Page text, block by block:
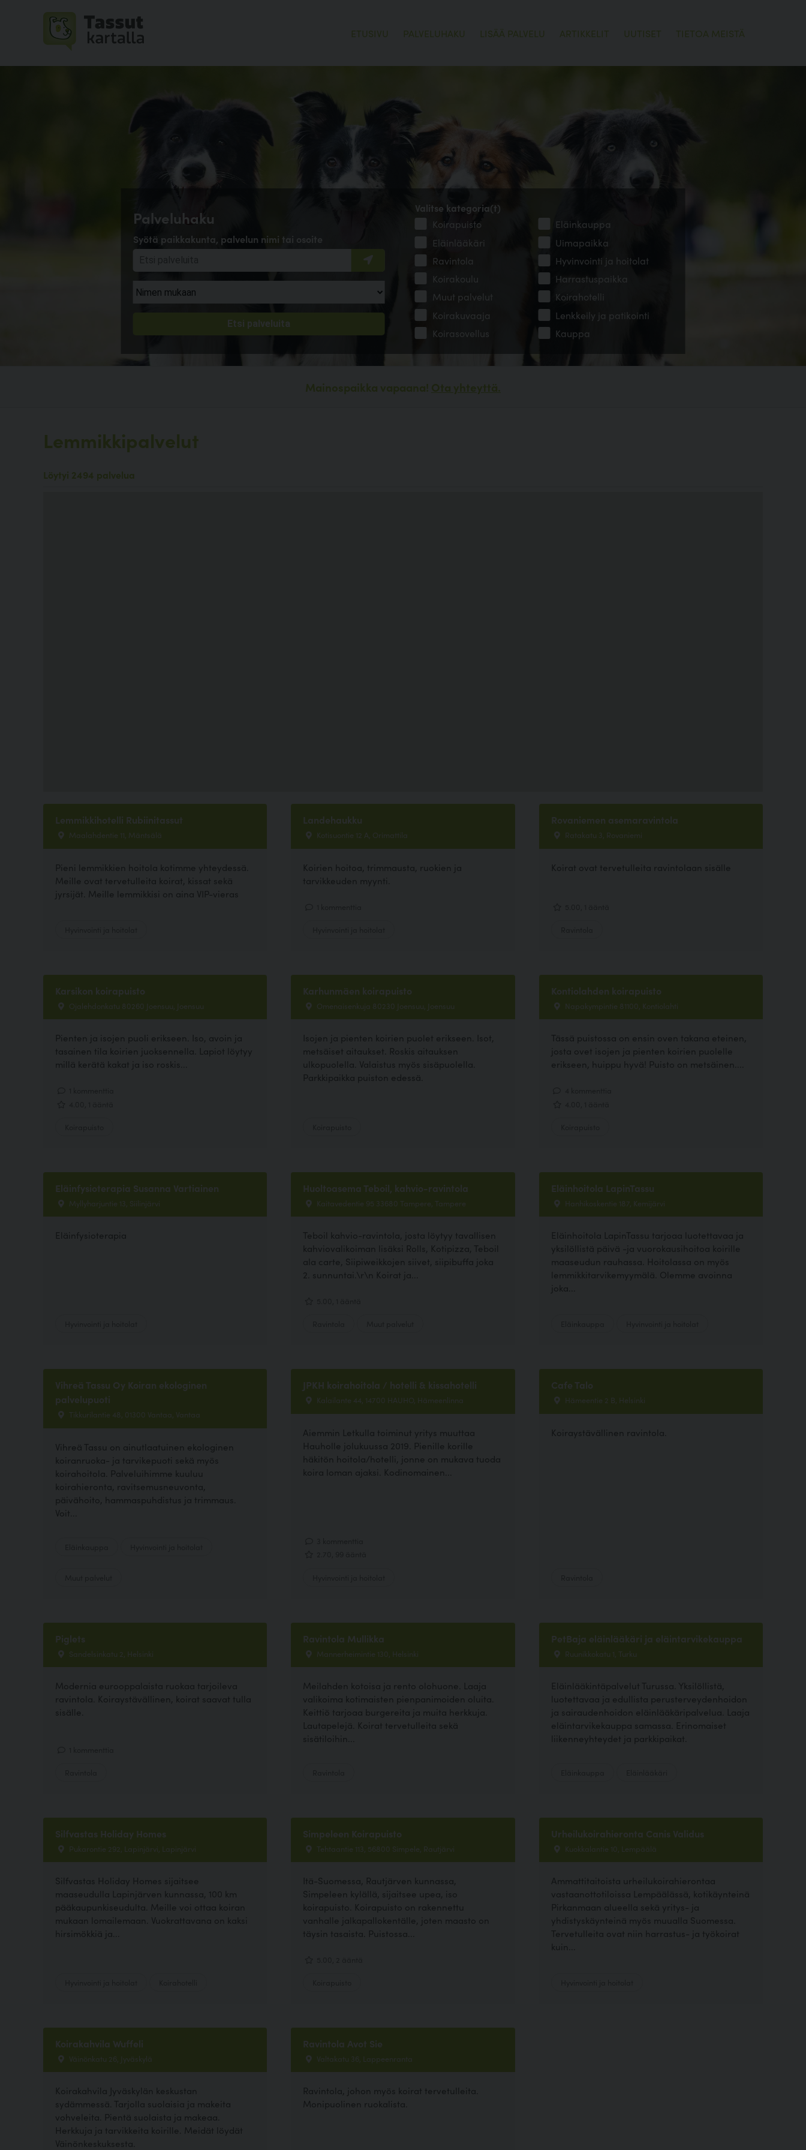
ETUSIVU PALVELUHAKU LISÄÄ PALVELU ARTIKKELIT UUTISET TIETOA MEISTÄ
Palveluhaku
Syötä paikkakunta, palvelun nimi tai osoite
Valitse kategoria(t)
Koirapuisto
Eläinkauppa
Eläinlääkäri
Uimapaikka
Ravintola
Hyvinvointi ja hoitolat
Koirakoulu
Harrastuspaikka
Muut palvelut
Koirahotelli
Koirakuvaaja
Lenkkeily ja patikointi
Koirasovellus
Kauppa
Mainospaikka vapaana! Ota yhteyttä.
Lemmikkipalvelut
Löytyi 2494 palvelua
Lemmikkihotelli Rubiinitassut
Maalahdentie 11, Mäntsälä
Pieni lemmikkien hoitola kotimme yhteydessä.
Meille ovat tervetulleita koirat, kissat sekä
jyrsijät. Meille lemmikkisi on aina VIP-vieras
Landehaukku
Kotisuontie 12 A, Orimattila
Koirien hoitoa, trimmausta, ruokien ja
tarvikkeuden myynti.
Rovaniemen asemaravintola
Ratakatu 3, Rovaniemi
Koirat ovat tervetulleita ravintolaan sisälle
Karsikon koirapuisto
Ojalehdonkatu 80260 Joensuu, Joensuu
Pienten ja isojen puoli erikseen. Iso, avoin ja
tasainen tila koirien juoksennella. Lapiot löytyy
millä kerätä kakat ja iso roskis...
Karhunmäen koirapuisto
Omenaisenkuja 80230 Joensuu, Joensuu
Isojen ja pienten koirien puolet erikseen. Isot,
metsäiset aitaukset. Roskis aitauksen
ulkopuolella. Valaistus myös sisäpuolella.
Parkkipaikka puiston edessä.
Kontiolahden koirapuisto
Napakympintie 81100, Kontiolahti
Tässä puistossa on ensin oven takana eteinen,
josta ovet isojen ja pienten koirien puolelle
erikseen, huippu hyvä! Puisto on metsäinen....
Eläinfysioterapia Susanna Vartiainen
Myllyharjuntie 13, Siilinjärvi
Eläinfysioterapia
Huoltoasema Teboil, kahvio-ravintola
Kaitavedentie 95 33680 Tampere, Tampere
Teboil kahvio-ravintola, josta löytyy tavallisen
kahviovalikoiman lisäksi Rolls, Kotipizza, Teboil
ala carte, Siipiweikkojen siivet, siipibuffa joka
2. sunnuntai.\r\n Koirat ja...
Eläinhoitola LapinTassu
Hanhikoskentie 187, Kemijärvi
Eläinhoitola LapinTassu tarjoaa luotettavaa ja
yksilöllistä päivä -ja vuorokausihoitoa koirille
maaseudun rauhassa. Hoitolassa on myös
lemmikkitarvikemyymälä. Olemme avoinna
joka...
Vihreä Tassu Oy Koiran ekologinen
palvelupuoti
Tikkurilantie 48, 01300 Vantaa, Vantaa
Vihreä Tassu on ainutlaatuinen ekologinen
koiranruoka- ja tarvikepuoti sekä myös
koirahoitola. Palveluihimme kuuluu
koirahieronta, ravitsemusneuvonta,
päivähoito, hammaspuhdistus ja trimmaus.
Voit...
JPKH koirahoitola / hotelli & kissahotelli
Kalailante 44, 14700 HAUHO, Hämeenlinna
Aiemmin Letkulla toiminut yritys muuttaa
Hauholle jolukuussa 2019. Pienille korille
häkitön hoitola/hotelli, jonne on mukava tuoda
koira loman ajaksi. Kodinomainen...
Cafe Talo
Hämeentie 2 B, Helsinki
Koiraystävällinen ravintola.
Piglets
Sandelsinkatu 2, Helsinki
Modernia eurooppalaista ruokaa tarjoileva
ravintola. Koiraystävällinen, koirat saavat tulla
sisälle.
Ravintola Mullikka
Mannerheimintie 130, Helsinki
Meilahden kotoisa ja rento olohuone. Laaja
valikoima kotimaisten pienpanimoiden oluita.
Keittiö tarjoaa burgereita ja muita herkkuja.
Lautapelejä. Koirat tervetulleita sekä
sisätiloihin...
PetBaja eläinlääkäri ja eläintarvikekauppa
Ruunikkokatu 1, Turku
Eläinlääkintäpalvelut Turussa. Yksilöllistä,
luotettavaa ja edullista perusterveydenhoidon
ja sairaudenhoidon eläinlääkäripalvelua. Laaja
eläintarvikekauppa samassa. Erinomaiset
liikenneyhteydet ja parkkipaikat.
Silfvastas Holiday Homes
Pukarontie 292, Lapinjärvi, Lapinjärvi
Silfvastas Holiday Homes sijaitsee
maaseudulla Lapinjärven kunnassa, 100 km
pääkaupunkiseudulta. Meille voi ottaa koiran
mukaan lomailemaan. Vuokrattavana on kaksi
hirsimökkiä ja...
Simpeleen Koirapuisto
Tehtaantie 113, 56800 Simpele, Rautjärvi
Itä-Suomessa, Rautjärven kunnassa,
Simpeleen kylällä, sijaitsee upea, iso
koirapuisto. Koirapuisto on rakennettu
vanhalle jalkapallokentälle, joten maasto on
täysin tasaista. Puistossa...
Urheilukoirahieronta Canis Validus
Kuokkalantie 10, Lempäälä
Ammattitaitoista urheilukoirahierontaa
vastaanottotiloissa Lempäälässä, kotikäynteinä
Pirkanmaan alueella sekä yritys- ja
yhdistyskäynteinä myös muualla Suomessa.
Tervetulleita ovat niin harrastus- ja työkoirat
kuin...
Koirakahvila Wuffeli
Väinönkatu 26, Jyväskylä
Koirakahvila Jyväskylän keskustan
sydämmessä. Tarjolla suolaisia ja makeita
vohveleita. Pientä suolaista ja makeaa.
Herkkuja ja tarvikkeita koirille. Meidät löydät
Väinönkeskuksesta.
Ravintola Avot Sie
Valtakatu 36, Lappeenranta
Ravintola, johon myös koirat tervetulleita.
Monipuolinen ruokalista.